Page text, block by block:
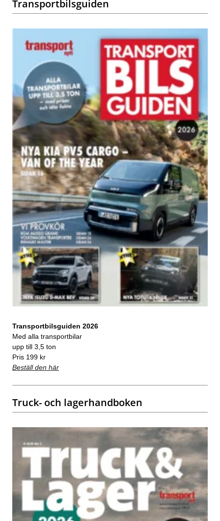
Transportbilsguiden
Transportbilsguiden 2026
Med alla transportbilar
upp till 3,5 ton
Pris 199 kr
Beställ den här
Truck- och lagerhandboken